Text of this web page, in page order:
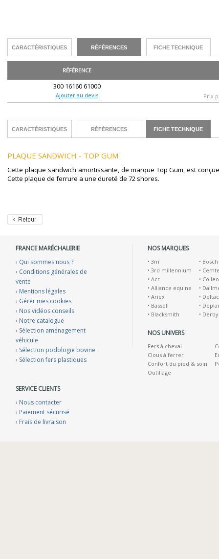
CARACTÉRISTIQUES RÉFÉRENCES FICHE TECHNIQUE
RÉFÉRENCE
300 16160 61000
Ajouter au devis Prix
CARACTÉRISTIQUES RÉFÉRENCES FICHE TECHNIQUE
PLAQUE SANDWICH - TOP GUM
Cette plaque sandwich amortissante, de marque Top Gum, est
Cette plaque de ferrure a une dureté de 72 shores.
FRANCE MARÉCHALERIE
› Qui sommes nous ?
› Conditions générales de
vente
› Mentions légales
› Gérer mes cookies
› Nos vidéos conseils
› Notre catalogue
› Sélection aménagement
véhicule
› Sélection podologie bovine
› Sélection fers plastiques
SERVICE CLIENTS
› Nous contacter
› Paiement sécurisé
› Frais de livraison
NOS MARQUES
• 3m
• 3rd millennium
• Acr
• Alliance equine
• Ariex
• Bassoli
• Blacksmith
• Bosch
•
•
•
•
•
• Derby
NOS UNIVERS
Fers à cheval
Clous à ferrer
Confort du pied & soin
Outillage